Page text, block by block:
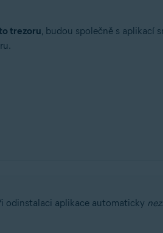
trezoru, budou společně s aplikací
odinstalaci aplikace automaticky